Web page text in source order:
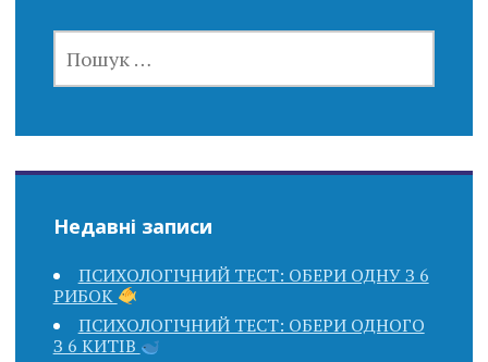
Недавні записи
ПСИХОЛОГІЧНИЙ ТЕСТ: ОБЕРИ ОДНУ З 6
РИБОК
ПСИХОЛОГІЧНИЙ ТЕСТ: ОБЕРИ ОДНОГО
З 6 КИТІВ